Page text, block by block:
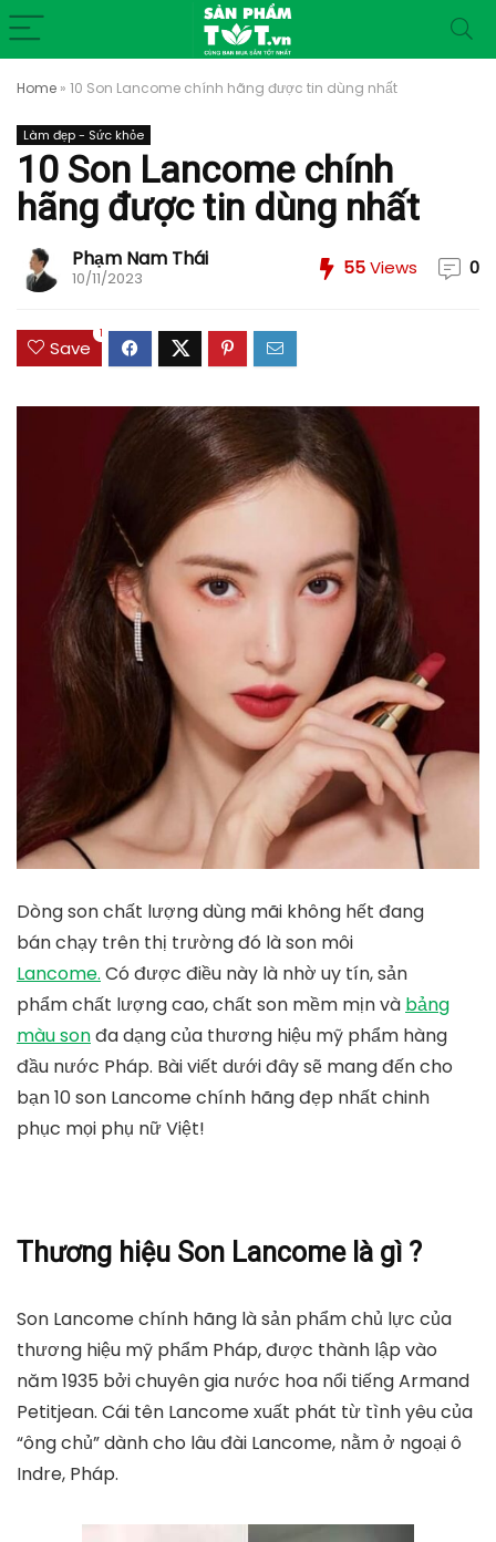
Home » 10 Son Lancome chính hãng được tin dùng nhất
Làm đẹp - Sức khỏe
10 Son Lancome chính
hãng được tin dùng nhất
Phạm Nam Thái
10/11/2023 55Views 0
Save
1
Dòng son chất lượng dùng mãi không hết đang
bán chạy trên thị trường đó là son môi
Lancome. Có được điều này là nhờ uy tín, sản
phẩm chất lượng cao, chất son mềm mịn và bảng
màu sonđa dạng của thương hiệu mỹ phẩm hàng
đầu nước Pháp. Bài viết dưới đây sẽ mang đến cho
bạn 10 son Lancome chính hãng đẹp nhất chinh
phục mọi phụ nữ Việt!
Thương hiệu Son Lancome là gì ?
Son Lancome chính hãng là sản phẩm chủ lực của
thương hiệu mỹ phẩm Pháp, được thành lập vào
năm 1935 bởi chuyên gia nước hoa nổi tiếng Armand
Petitjean. Cái tên Lancome xuất phát từ tình yêu của
“ông chủ” dành cho lâu đài Lancome, nằm ở ngoại ô
Indre, Pháp.